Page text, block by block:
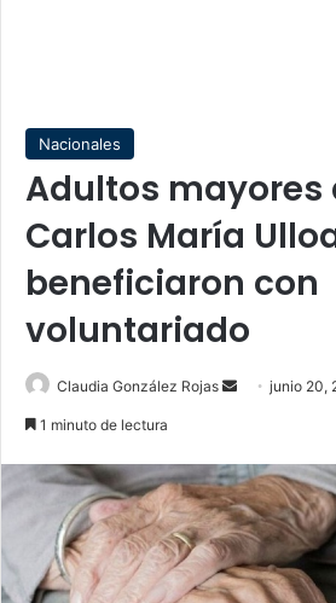
Nacionales
Adultos mayores
Carlos María
beneficiaron con
voluntariado
Claudia González Rojas
Sendjunio 20,
1 minuto de lectura